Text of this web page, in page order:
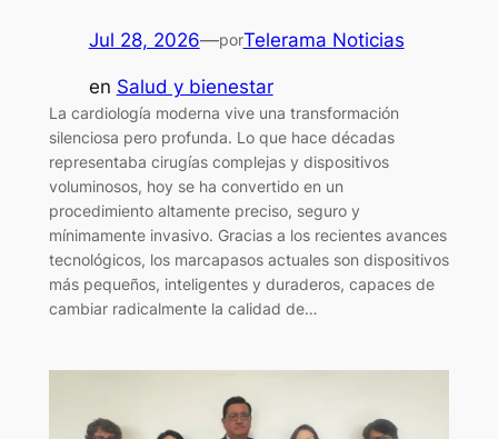
Jul 28, 2026—porTelerama Noticias
en Salud y bienestar
La cardiología moderna vive una transformación
silenciosa pero profunda. Lo que hace décadas
representaba cirugías complejas y dispositivos
voluminosos, hoy se ha convertido en un
procedimiento altamente preciso, seguro y
mínimamente invasivo. Gracias a los recientes avances
tecnológicos, los marcapasos actuales son dispositivos
más pequeños, inteligentes y duraderos, capaces de
cambiar radicalmente la calidad de…